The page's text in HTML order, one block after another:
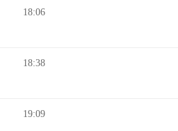
18:06
18:38
19:09